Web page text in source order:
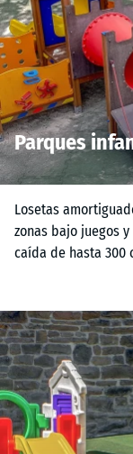
Parques
Losetas
zonas bajo juegos
caída de hasta 300